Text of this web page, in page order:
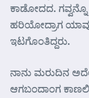
ಕಾಡೋದದ. ಗವ್ವನ್ನೊ
ಹರಿಯೋದ್ರಾಗ
ಇಟಗೊಂತಿದ್ದರು.
ನಾನು ಮರುದಿನ
ಆಗಬಂದಾಂಗ